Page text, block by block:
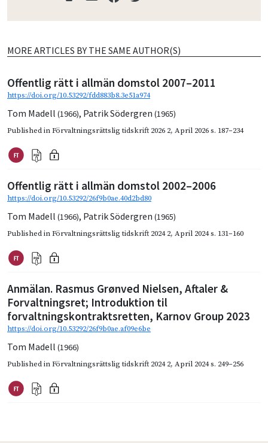
MORE ARTICLES BY THE SAME AUTHOR(S)
Offentlig rätt i allmän domstol 2007–2011
https://doi.org/10.53292/fdd883b8.3e51a974
Tom Madell (1966), Patrik Södergren (1965)
Published inFörvaltningsrättslig tidskrift 2026 2, April 2026s. 187–234
Offentlig rätt i allmän domstol 2002–2006
https://doi.org/10.53292/26f9b0ae.40d2bd80
Tom Madell (1966), Patrik Södergren (1965)
Published inFörvaltningsrättslig tidskrift 2024 2, April 2024s. 131–160
Anmälan. Rasmus Grønved Nielsen, Aftaler &
Forvaltningsret; Introduktion til
forvaltningskontraktsretten, Karnov Group 2023
https://doi.org/10.53292/26f9b0ae.af09e6be
Tom Madell (1966)
Published inFörvaltningsrättslig tidskrift 2024 2, April 2024s. 249–256